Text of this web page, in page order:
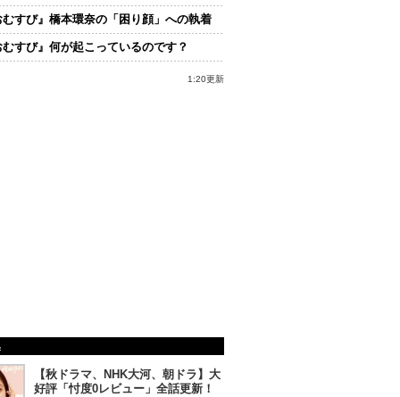
むすび』橋本環奈の「困り顔」への執着
むすび』何が起こっているのです？
1:20更新
【秋ドラマ、NHK大河、朝ドラ】大
好評「忖度0レビュー」全話更新！